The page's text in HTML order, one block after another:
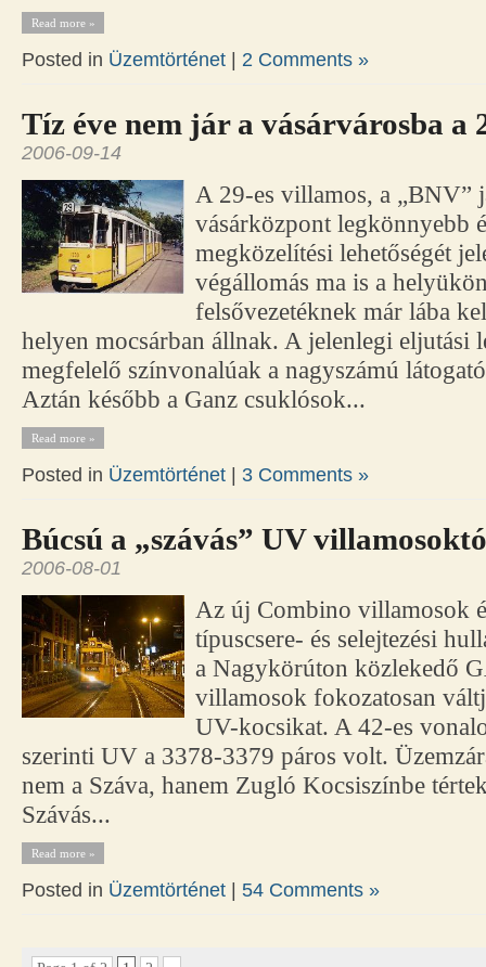
Read more »
Posted in Üzemtörténet 2 Comments »
Tíz éve nem jár a vásárvárosba a
2006-09-14
A 29-es villamos, a „BNV”
vásárközpont legkönnyebb
megközelítési lehetőségét
végállomás ma is a
felsővezetéknek már lába
helyen mocsárban állnak. A jelenlegi eljutási
megfelelő színvonalúak a nagyszámú
Aztán később a Ganz csuklósok...
Read more »
Posted in Üzemtörténet 3 Comments »
Búcsú a „szávás” UV
2006-08-01
Az új Combino villamosok
típuscsere- és selejtezési
a Nagykörúton közlekedő
villamosok fokozatosan
UV-kocsikat. A 42-es
szerinti UV a 3378-3379 páros volt.
nem a Száva, hanem Zugló Kocsiszínbe
Szávás...
Read more »
Posted in Üzemtörténet 54 Comments »